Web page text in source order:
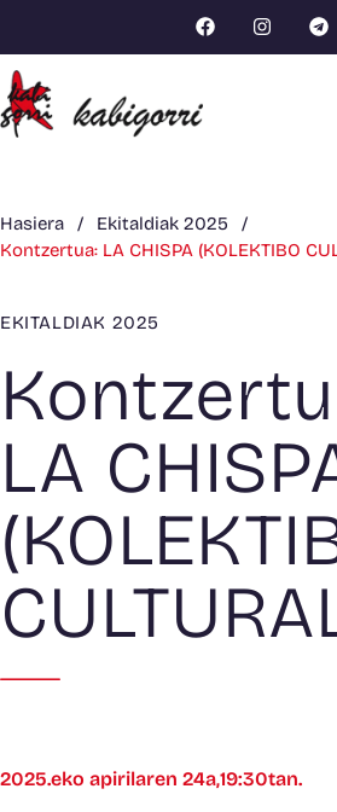
Hasiera / Ekitaldiak 2025
/
Kontzertua: LA CHISPA (KOLEKTIBO
EKITALDIAK 2025
LA
2025.eko apirilaren 24a,19:30tan.